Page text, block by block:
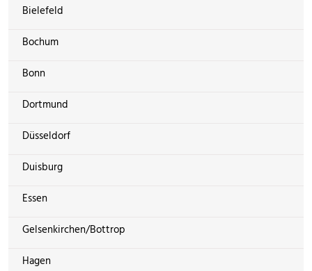
Bielefeld
Bochum
Bonn
Dortmund
Düsseldorf
Duisburg
Essen
Gelsenkirchen/Bottrop
Hagen